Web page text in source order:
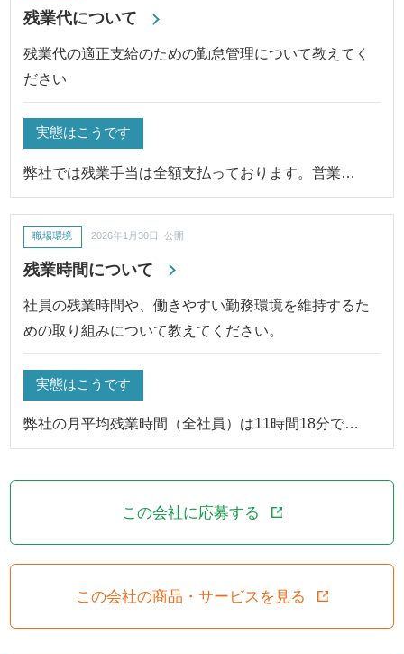
残業代について
残業代の適正支給のための勤怠管理について教えてく
ださい
実態はこうです
弊社では残業手当は全額支払っております。営業…
残業時間について
職場環境 2026年1月30日 公開
社員の残業時間や、働きやすい勤務環境を維持するた
めの取り組みについて教えてください。
実態はこうです
弊社の月平均残業時間（全社員）は11時間18分で…
この会社に応募する
この会社の商品・サービスを見る